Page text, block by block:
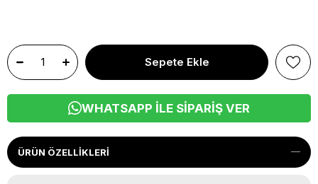
WHATSAPP İLE SIPARIŞ VER
ÜRÜN ÖZELLIKLERI